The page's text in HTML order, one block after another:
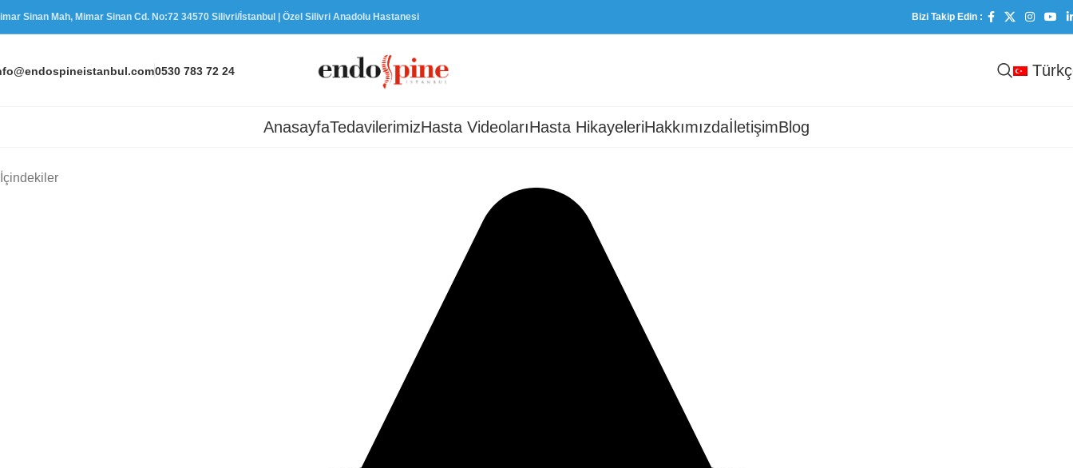
Sinan Mah, Mimar Sinan Cd. No:72 34570 Silivri/İstanbul | Özel Silivri Anadolu Hastanesi Bizi Takip Edin :
0530 783 72 24
AnasayfaTedavilerimizHasta VideolarıHasta HikayeleriHakkımızdaİletişimBlog
İçindekiler